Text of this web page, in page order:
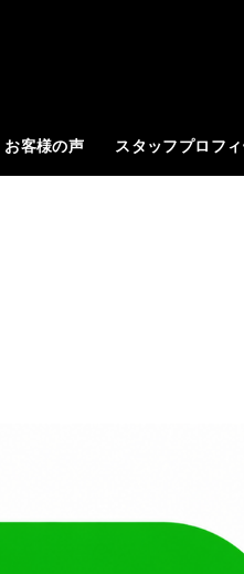
お客様の声 スタッフプロフ